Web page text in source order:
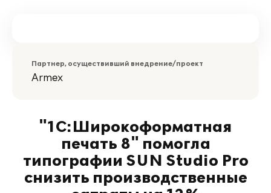
Партнер, осуществивший внедрение/проект
Armex
"1С:Широкоформатная
печать 8" помогла
типографии SUN Studio Pro
снизить производственные